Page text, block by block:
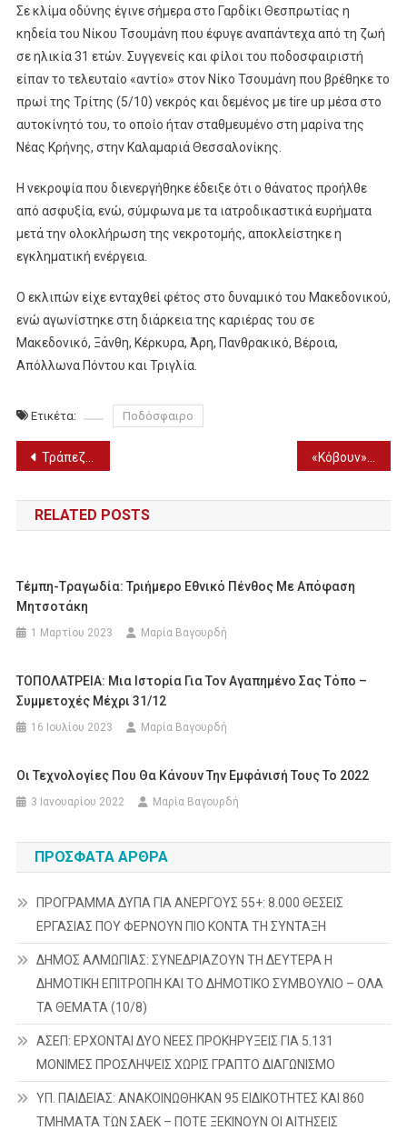
Σε κλίμα οδύνης έγινε σήμερα στο Γαρδίκι Θεσπρωτίας η
κηδεία του Νίκου Τσουμάνη που έφυγε αναπάντεχα από τη ζωή
σε ηλικία 31 ετών. Συγγενείς και φίλοι του ποδοσφαιριστή
είπαν το τελευταίο «αντίο» στον Νίκο Τσουμάνη που βρέθηκε το
πρωί της Τρίτης (5/10) νεκρός και δεμένος με tire up μέσα στο
αυτοκίνητό του, το οποίο ήταν σταθμευμένο στη μαρίνα της
Νέας Κρήνης, στην Καλαμαριά Θεσσαλονίκης.
Η νεκροψία που διενεργήθηκε έδειξε ότι ο θάνατος προήλθε
από ασφυξία, ενώ, σύμφωνα με τα ιατροδικαστικά ευρήματα
μετά την ολοκλήρωση της νεκροτομής, αποκλείστηκε η
εγκληματική ενέργεια.
Ο εκλιπών είχε ενταχθεί φέτος στο δυναμικό του Μακεδονικού,
ενώ αγωνίστηκε στη διάρκεια της καριέρας του σε
Μακεδονικό, Ξάνθη, Κέρκυρα, Άρη, Πανθρακικό, Βέροια,
Απόλλωνα Πόντου και Τριγλία.
Ετικέτα: Ποδόσφαιρο
Πλοήγηση
άρθρων
Τράπεζα Πειραιώς: Ξεκίνησε ο 7ος κύκλος του Project Future
RELATED POSTS
Τέμπη-Tραγωδία: Τριήμερο Εθνικό Πένθος Με Απόφαση
Μητσοτάκη
1 Μαρτίου 2023 Μαρία Βαγουρδή
ΤΟΠΟΛΑΤΡΕΙΑ: Μια Ιστορία Για Τον Αγαπημένο Σας Τόπο –
Συμμετοχές Μέχρι 31/12
16 Ιουλίου 2023 Μαρία Βαγουρδή
Οι Τεχνολογίες Που Θα Κάνουν Την Εμφάνισή Τους Το 2022
3 Ιανουαρίου 2022 Μαρία Βαγουρδή
ΠΡΌΣΦΑΤΑ ΆΡΘΡΑ
ΠΡΟΓΡΑΜΜΑ ΔΥΠΑ ΓΙΑ ΑΝΕΡΓΟΥΣ 55+: 8.000 ΘΕΣΕΙΣ
ΕΡΓΑΣΙΑΣ ΠΟΥ ΦΕΡΝΟΥΝ ΠΙΟ ΚΟΝΤΑ ΤΗ ΣΥΝΤΑΞΗ
ΔΗΜΟΣ ΑΛΜΩΠΙΑΣ: ΣΥΝΕΔΡΙΑΖΟΥΝ ΤΗ ΔΕΥΤΕΡΑ H
ΔΗΜΟΤΙΚΗ ΕΠΙΤΡΟΠΗ ΚΑΙ ΤΟ ΔΗΜΟΤΙΚΟ ΣΥΜΒΟΥΛΙΟ – ΟΛΑ
ΤΑ ΘΕΜΑΤΑ (10/8)
ΑΣΕΠ: ΕΡΧΟΝΤΑΙ ΔΥΟ ΝΕΕΣ ΠΡΟΚΗΡΥΞΕΙΣ ΓΙΑ 5.131
ΜΟΝΙΜΕΣ ΠΡΟΣΛΗΨΕΙΣ ΧΩΡΙΣ ΓΡΑΠΤΟ ΔΙΑΓΩΝΙΣΜΟ
ΥΠ. ΠΑΙΔΕΙΑΣ: ΑΝΑΚΟΙΝΩΘΗΚΑΝ 95 ΕΙΔΙΚΟΤΗΤΕΣ ΚΑΙ 860
ΤΜΗΜΑΤΑ ΤΩΝ ΣΑΕΚ – ΠΟΤΕ ΞΕΚΙΝΟΥΝ ΟΙ ΑΙΤΗΣΕΙΣ